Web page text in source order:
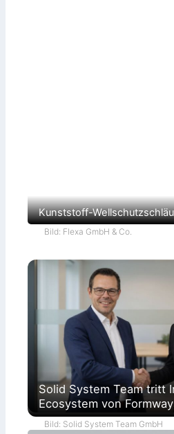
Kunststoff-
Bild: Flexa GmbH & Co.
Solid System Team tritt
Ecosystem von
Bild: Solid System Team GmbH